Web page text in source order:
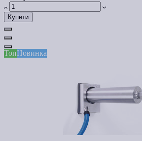
Купити
ТопНовинка